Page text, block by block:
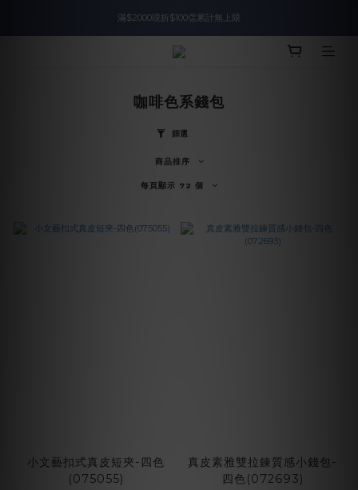
入會即領$888購物金🙌
滿$2000現折$100👏累計無上限
入會即領$888購物金🙌
咖啡色系錢包
篩選
商品排序
每頁顯示 72 個
小文藝扣式真皮短夾-四色
(075055)
真皮素雅雙拉鍊質感小錢包-
四色(072693)